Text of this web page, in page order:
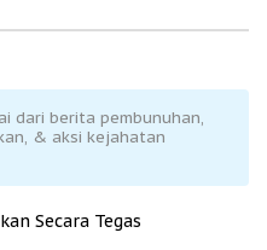
dari berita pembunuhan,
& aksi kejahatan
Secara Tegas